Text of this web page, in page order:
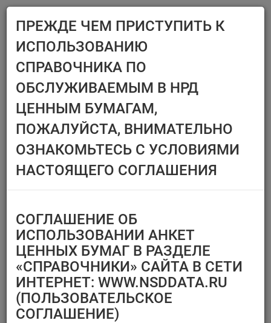
Главная Справочники Ценные бумаги
ЦЕННЫЕ БУМАГИ
ПРЕЖДЕ ЧЕМ ПРИСТУПИТЬ К
ИСПОЛЬЗОВАНИЮ
СПРАВОЧНИКА ПО
ОБСЛУЖИВАЕМЫМ В НРД
ЦЕННЫМ БУМАГАМ,
ПОЖАЛУЙСТА, ВНИМАТЕЛЬНО
ОЗНАКОМЬТЕСЬ С УСЛОВИЯМИ
НАСТОЯЩЕГО СОГЛАШЕНИЯ
СОГЛАШЕНИЕ ОБ
ИСПОЛЬЗОВАНИИ АНКЕТ
ЦЕННЫХ БУМАГ В РАЗДЕЛЕ
«СПРАВОЧНИКИ» САЙТА В СЕТИ
ИНТЕРНЕТ: WWW.NSDDATA.RU
(ПОЛЬЗОВАТЕЛЬСКОЕ
СОГЛАШЕНИЕ)
Эмитент/ИФ/ИП
Тип финансового
инструмента
Перечень ценных бумаг,
по которым
Ценные бумаги,
предназначенные
только для квал.
инвесторов
Тип идентификатора ц.б.
×
Регистрационный номер
×
ISIN